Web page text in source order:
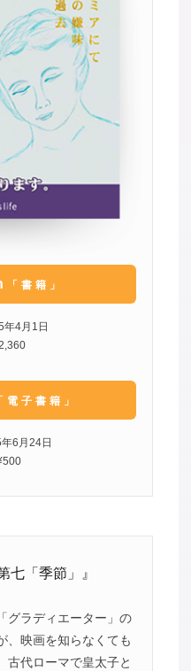
「書籍」
年4月1日
電子書籍」
6月24日
七「季節」』
グラディエーター」の
、映画を知らなくても
古代ローマで皇太子と